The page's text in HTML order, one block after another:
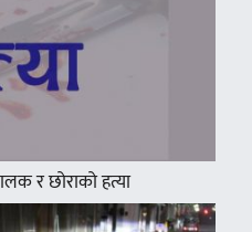
र छोराको हत्या